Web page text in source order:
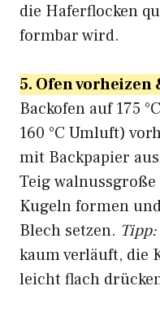
die Haferflocken
formbar wird.
5. Ofen
Backofen auf 175
160 °C Umluft)
mit Backpapier
Teig
Kugeln formen
Blech setzen. Tipp:
kaum verläuft, die
leicht flach